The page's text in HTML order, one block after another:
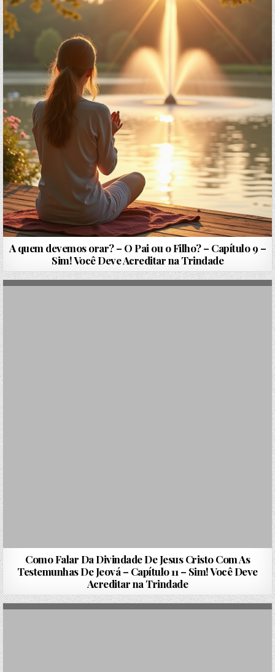
A quem devemos orar? – O Pai ou o Filho? – Capítulo 9 –
Sim! Você Deve Acreditar na Trindade
Como Falar Da Divindade De Jesus Cristo Com As
Testemunhas De Jeová – Capítulo 11 – Sim! Você Deve
Acreditar na Trindade